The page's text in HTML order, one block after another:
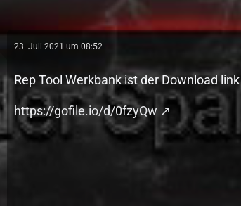
23. Juli 2021 um 08:52
Rep Tool Werkbank ist der Download link
https://gofile.io/d/0fzyQw